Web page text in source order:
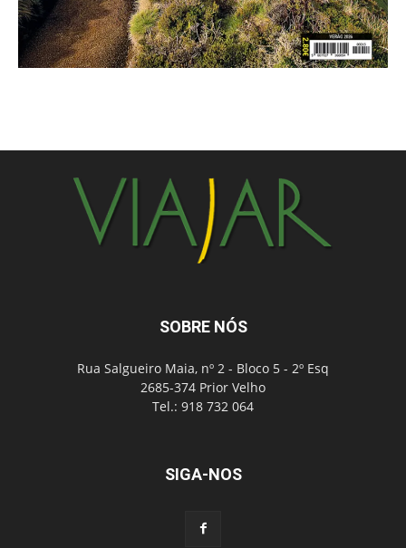
SOBRE NÓS
Rua Salgueiro Maia, nº 2 - Bloco 5 - 2º Esq
2685-374 Prior Velho
Tel.: 918 732 064
SIGA-NOS